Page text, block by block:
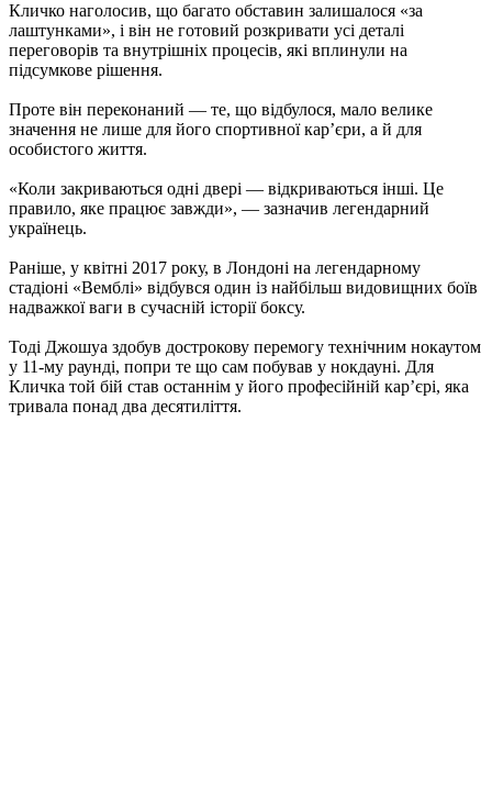
Кличко наголосив, що багато обставин залишалося «за
лаштунками», і він не готовий розкривати усі деталі
переговорів та внутрішніх процесів, які вплинули на
підсумкове рішення.
Проте він переконаний — те, що відбулося, мало велике
значення не лише для його спортивної кар’єри, а й для
особистого життя.
«Коли закриваються одні двері — відкриваються інші. Це
правило, яке працює завжди», — зазначив легендарний
українець.
Раніше, у квітні 2017 року, в Лондоні на легендарному
стадіоні «Вемблі» відбувся один із найбільш видовищних боїв
надважкої ваги в сучасній історії боксу.
Тоді Джошуа здобув дострокову перемогу технічним нокаутом
у 11-му раунді, попри те що сам побував у нокдауні. Для
Кличка той бій став останнім у його професійній кар’єрі, яка
тривала понад два десятиліття.